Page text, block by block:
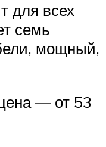
для всех
семь
мощный,
— от 53